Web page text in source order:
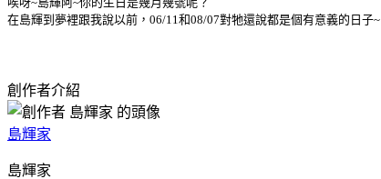
在島輝到夢裡跟我說以前，06/11和08/07對牠還說都是個有意義的日子~
創作者介紹
島輝家
島輝家